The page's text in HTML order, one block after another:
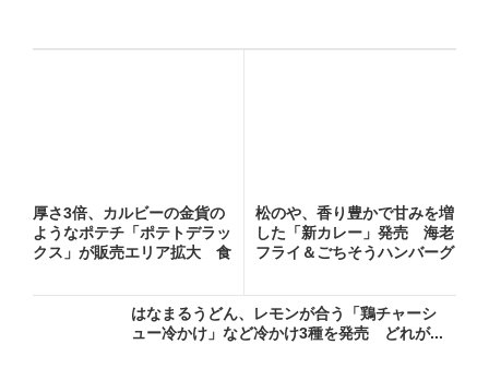
厚さ3倍、カルビーの金貨の
ようなポテチ「ポテトデラッ
クス」が販売エリア拡大 食
松のや、香り豊かで甘みを増
した「新カレー」発売 海老
フライ＆ごちそうハンバーグ
はなまるうどん、レモンが合う「鶏チャーシ
ュー冷かけ」など冷かけ3種を発売 どれが...